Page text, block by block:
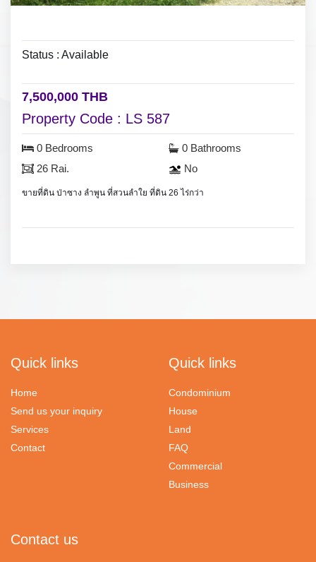
Property Code : LS 587
0 Bedrooms
26 Rai.
0 Bathrooms
No
ขายที่ดิน ป่าซาง ลำพูน ที่สวนลำใย ที่ดิน 26 ไร่กว่า
Status : Available
7,500,000 THB
Quick links
Home
Send us your inquiry
Services
Contact
Quick links
Condominium
House
Land
FAQ
Commercial
Business
Contact us